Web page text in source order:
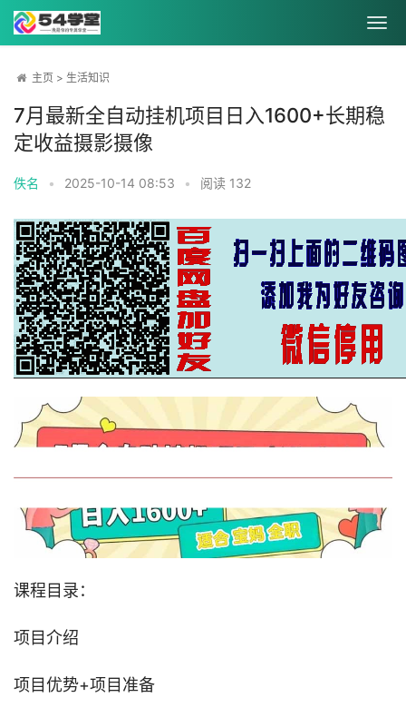
主页 > 生活知识
7月最新全自动挂机项目日入1600+长期稳
定收益摄影摄像
佚名 • 2025-10-14 08:53 • 阅读 132
课程目录：
项目介绍
项目优势+项目准备